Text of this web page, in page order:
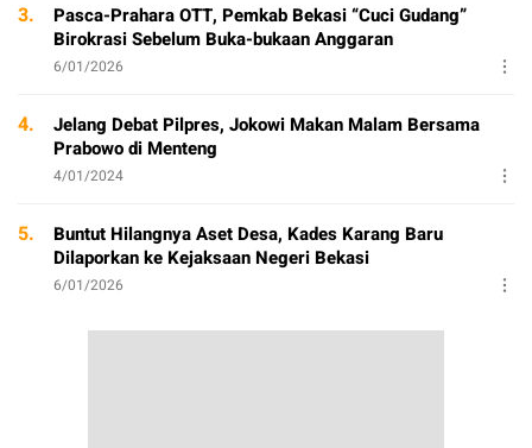
3.
Pasca-Prahara OTT, Pemkab Bekasi “Cuci Gudang”
Birokrasi Sebelum Buka-bukaan Anggaran
6/01/2026
4.
Jelang Debat Pilpres, Jokowi Makan Malam Bersama
Prabowo di Menteng
4/01/2024
5.
Buntut Hilangnya Aset Desa, Kades Karang Baru
Dilaporkan ke Kejaksaan Negeri Bekasi
6/01/2026